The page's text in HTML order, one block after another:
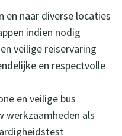
en naar diverse locaties
indien nodig
veilige reiservaring
en respectvolle
en veilige bus
werkzaamheden als